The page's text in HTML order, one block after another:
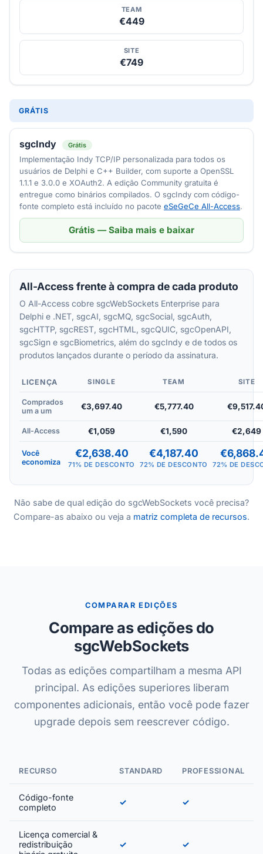
TEAM
€449
SITE
€749
GRÁTIS
sgcIndy Grátis
Implementação Indy TCP/IP personalizada para todos os
usuários de Delphi e C++ Builder, com suporte a OpenSSL
1.1.1 e 3.0.0 e XOAuth2. A edição Community gratuita é
entregue como binários compilados. O sgcIndy com código-
fonte completo está incluído no pacote eSeGeCe All-Access.
Grátis — Saiba mais e baixar
All-Access frente à compra de cada produto
O All-Access cobre sgcWebSockets Enterprise para
Delphi e .NET, sgcAI, sgcMQ, sgcSocial, sgcAuth,
sgcHTTP, sgcREST, sgcHTML, sgcQUIC, sgcOpenAPI,
sgcSign e sgcBiometrics, além do sgcIndy e de todos os
produtos lançados durante o período da assinatura.
LICENÇA SINGLE TEAM SITE
Comprados
um a um
€3,697.40 €5,777.40
All-Access €1,059 €1,590 €2,649
Você
economiza
€2,638.40
71% DE DESCONTO
€4,187.40
72% DE DESCONTO 72% DE
Não sabe de qual edição do sgcWebSockets você precisa?
Compare-as abaixo ou veja a matriz completa de recursos.
COMPARAR EDIÇÕES
Compare as edições do
sgcWebSockets
Todas as edições compartilham a mesma API
principal. As edições superiores liberam
componentes adicionais, então você pode fazer
upgrade depois sem reescrever código.
RECURSO STANDARD PROFESSIONAL
Código-fonte
completo
✓ ✓
Licença comercial &
redistribuição
✓ ✓